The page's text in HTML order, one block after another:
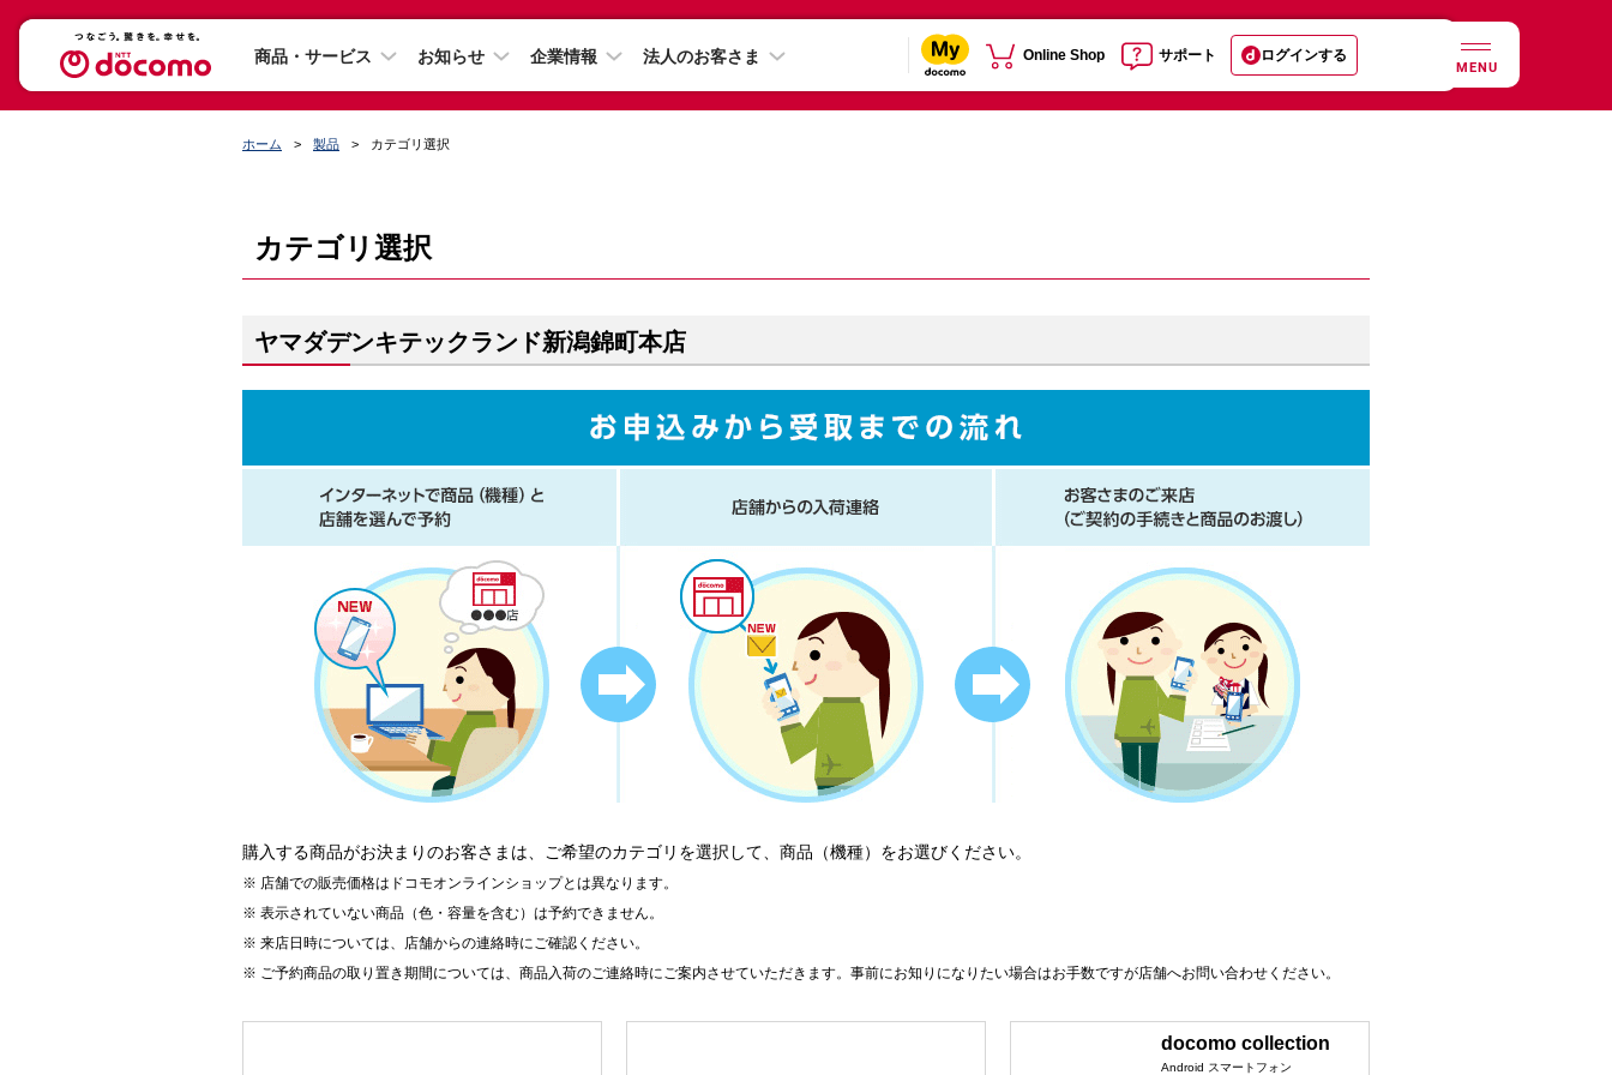
商品・サービス お知らせ 企業情報 法人のお客さま Online Shop サポート ログインする
MENU
ホーム 製品 カテゴリ選択
カテゴリ選択
ヤマダデンキテックランド新潟錦町本店
購入する商品がお決まりのお客さまは、ご希望のカテゴリを選択して、商品（機種）をお選びください。
店舗での販売価格はドコモオンラインショップとは異なります。
表示されていない商品（色・容量を含む）は予約できません。
来店日時については、店舗からの連絡時にご確認ください。
ご予約商品の取り置き期間については、商品入荷のご連絡時にご案内させていただきます。事前にお知りになりたい場合はお手数ですが店舗へお問い合わせください。
docomo collection
Android スマートフォン